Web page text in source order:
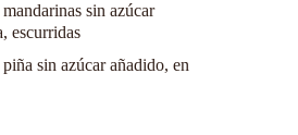
sin azúcar
escurridas
sin azúcar añadido, en